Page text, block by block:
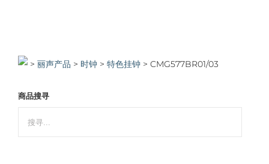
> > 时钟 > 特色挂钟 > CMG577BR01/03
商品搜寻